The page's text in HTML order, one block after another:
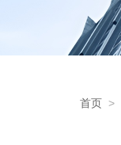
首页 >